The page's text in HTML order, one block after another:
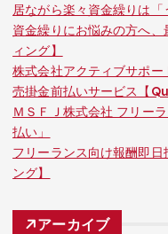
居ながら楽々資金繰りは「
資金繰りにお悩みの方へ
ィング】
株式会社アクティブサポ
売掛金前払いサービス【
ＭＳＦＪ株式会社 フリー
払い」
フリーランス向け報酬即
ング】
アーカイブ